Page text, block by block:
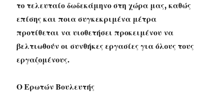
το τελευταίο δωδεκάμηνο στη χώρα μας, καθώς
επίσης και ποια συγκεκριμένα μέτρα
προτίθεται να υιοθετήσει προκειμένου να
βελτιωθούν οι συνθήκες εργασίες για όλους τους
εργαζομένους.
Ο Ερωτών Βουλευτής